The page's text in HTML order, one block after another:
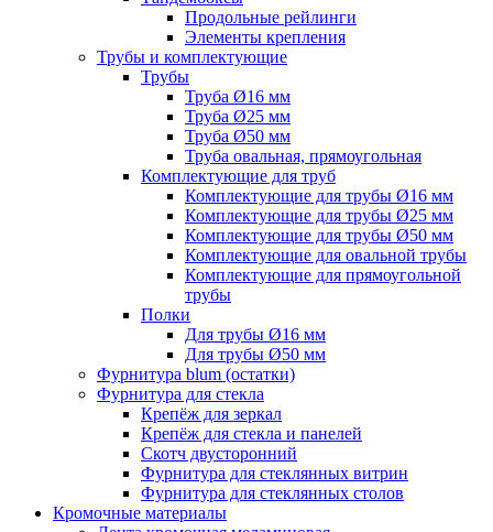
Продольные рейлинги
Элементы крепления
Трубы и комплектующие
Трубы
Труба Ø16 мм
Труба Ø25 мм
Труба Ø50 мм
Труба овальная, прямоугольная
Комплектующие для труб
Комплектующие для трубы Ø16 мм
Комплектующие для трубы Ø25 мм
Комплектующие для трубы Ø50 мм
Комплектующие для овальной трубы
Комплектующие для прямоугольной
трубы
Полки
Для трубы Ø16 мм
Для трубы Ø50 мм
Фурнитура blum (остатки)
Фурнитура для стекла
Крепёж для зеркал
Крепёж для стекла и панелей
Скотч двусторонний
Фурнитура для стеклянных витрин
Фурнитура для стеклянных столов
Кромочные материалы